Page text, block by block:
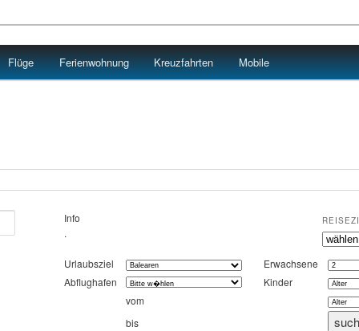
Flüge Ferienwohnung Kreuzfahrten Mobile
Info
.
Urlaubsziel
Erwachsene
Abflughafen
Kinder
vom
bis